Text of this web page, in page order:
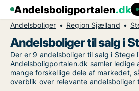
Andelsboligportalen.dk
Andelsboliger Region Sjælland
Andelsboliger til salg i
Der er 9 andelsboliger til salg i Stege
Andelsboligportalen.dk samler ledige
mange forskellige dele af markedet,
overblik over relevante andelsboliger